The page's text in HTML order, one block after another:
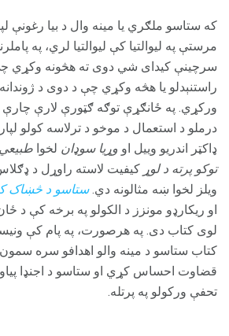
که ستاسو ملګري یا مینه وال د بیا رغونې
مرستې په لیوالتیا کې لیوالتیا لري، په
سرچینې کیدای شي دوی ته هڅونه وکړي
راستنېدلو یا هڅه وکړي چې د دوی د
ورکړي. په ځانګړې توګه ګټورې لارې چارې
درملو د استعمال د موخو د ترلاسه کولو
ډاکټر اندریو وییل او وړیا سوډان لخوا
توکو پرته د لوړ کیفیت لاسته راوړل د
ویلز لخوا ښه مثالونه دي.ستاسو د څښاک
او ریکارډو مونزز د الکولو په برخه کې د
لوی کتاب دی. په هرصورت، په پام کې
کتاب ستاسو د مینه والو اهدافو سره
قضاوت احساس کړي او ستاسو د اجنډا
تحفې ورکولو په پرتله.